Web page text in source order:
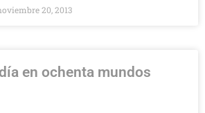
20, 2013
en ochenta mundos